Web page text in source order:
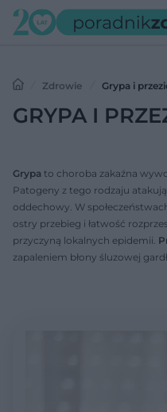
Zdrowie Grypa i
GRYPA I
Grypa to choroba zakaźna
Patogeny z tego rodzaju
oddechowy. W
ostry przebieg i łatwość
przyczyną lokalnych epidemii.
zapaleniem błony śluzowej